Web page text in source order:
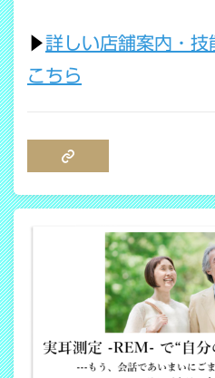
▶詳しい店舗案内・技
こちら